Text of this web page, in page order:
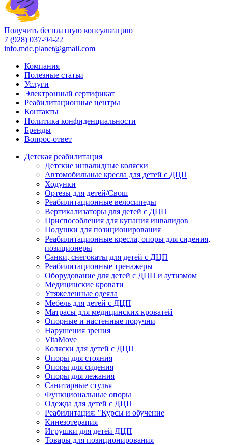
Получить бесплатную консультацию
7 (928) 037-94-22
info.mdc.planet@gmail.com
Компания
Полезные статьи
Услуги
Электронный сертификат
Реабилитационные центры
Контакты
Политика конфиденциальности
Бренды
Вопрос-ответ
Детская реабилитация
Детские инвалидные коляски
Автомобильные кресла для детей с ДЦП
Ходунки
Ортезы для детей/Свош
Реабилитационные велосипеды
Вертикализаторы для детей с ДЦП
Приспособления для купания инвалидов
Подушки для позиционирования
Реабилитационные кресла, опоры для сидения,
позиционеры
Санки, снегокаты для детей с ДЦП
Реабилитационные тренажеры
Оборудование для детей с ДЦП и аутизмом
Медицинские кровати
Утяжеленные одеяла
Мебель для детей с ДЦП
Матрасы для медицинских кроватей
Опорные и настенные поручни
Нарушения зрения
VitaMove
Коляски для детей с ДЦП
Опоры для стояния
Опоры для сидения
Опоры для лежания
Санитарные стулья
Функциональные опоры
Одежда для детей с ДЦП
Реабилитация: "Курсы и обучение
Кинезотерапия
Игрушки для детей ДЦП
Товары для позиционирования